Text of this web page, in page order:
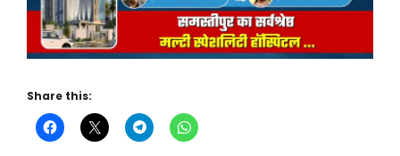
Share this: